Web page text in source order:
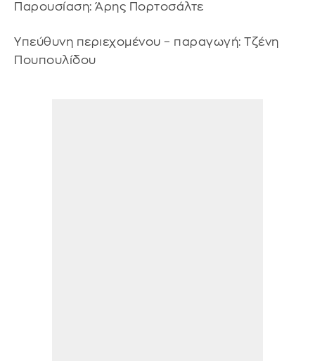
Παρουσίαση: Άρης Πορτοσάλτε
Υπεύθυνη περιεχομένου – παραγωγή: Τζένη
Πουπουλίδου